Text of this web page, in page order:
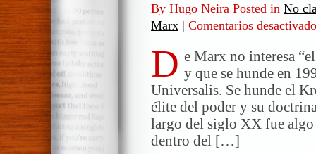
By Hugo Neira Posted in No
Marx | Comentarios
D e Marx no interesa
y que se hunde en
Universalis. Se hunde el
élite del poder y su
largo del siglo XX fue algo
dentro del […]